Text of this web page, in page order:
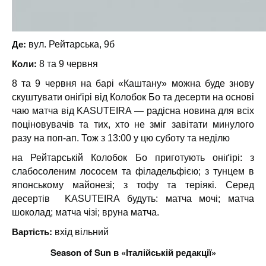
Де: вул. Рейтарська, 9б
Коли: 8 та 9 червня
8 та 9 червня на барі «Каштану» можна буде знову
скуштувати оніґірі від Колобок Бо та десерти на основі
чаю матча від KASUTEIRA — радісна новина для всіх
поціновувачів та тих, хто не зміг завітати минулого
разу на поп-ап. Тож з 13:00 у цю суботу та неділю
на Рейтарській Колобок Бо приготують оніґірі: з
слабосоленим лососем та філадельфією; з тунцем в
японському майонезі; з тофу та теріякі. Серед
десертів KASUTEIRA будуть: матча мочі; матча
шоколад; матча чізі; вруна матча.
Вартість: вхід вільний
Season of Sun в «Італійській редакції»